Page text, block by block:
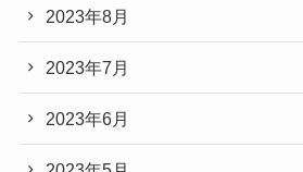
2023年8月
2023年7月
2023年6月